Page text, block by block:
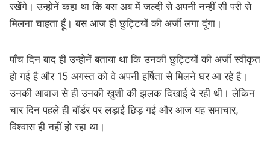
रखेंगे। उन्होनें कहा था कि बस अब में जल्दी से अपनी नन्हीं सी परी से
मिलना चाहता हूँ। बस आज ही छुट्टियों की अर्जी लगा दूंगा।
पाँच दिन बाद ही उन्होनें बताया था कि उनकी छुट्टियों की अर्जी स्वीकृत
हो गई है और 15 अगस्त को वे अपनी हर्षिता से मिलने घर आ रहे है।
उनकी आवाज से ही उनकी खुशी की झलक दिखाई दे रही थी। लेकिन
चार दिन पहले ही बॉर्डर पर लड़ाई छिड़ गई और आज यह समाचार,
विश्वास ही नहीं हो रहा था।